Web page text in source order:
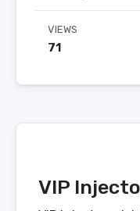
VIEWS
71
VIP